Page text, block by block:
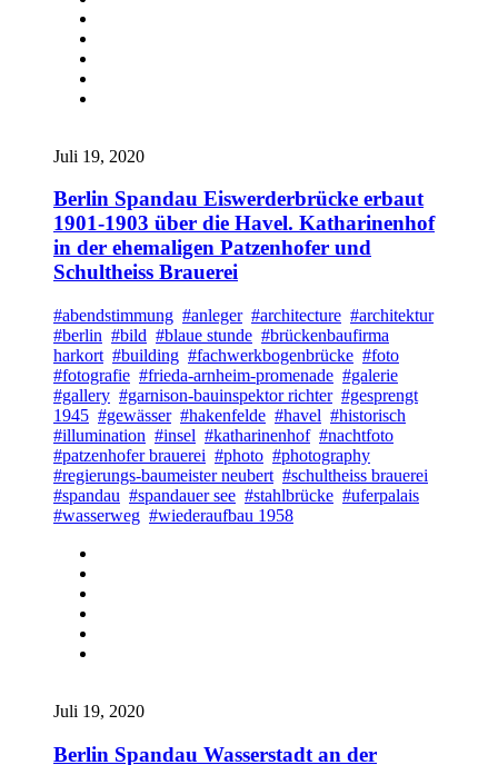
Juli 19, 2020
Berlin Spandau Eiswerderbrücke erbaut
1901-1903 über die Havel. Katharinenhof
in der ehemaligen Patzenhofer und
Schultheiss Brauerei
#abendstimmung #anleger #architecture #architektur
#berlin #bild #blaue stunde #brückenbaufirma
harkort #building #fachwerkbogenbrücke #foto
#fotografie #frieda-arnheim-promenade #galerie
#gallery #garnison-bauinspektor richter #gesprengt
1945 #gewässer #hakenfelde #havel #historisch
#illumination #insel #katharinenhof #nachtfoto
#patzenhofer brauerei #photo #photography
#regierungs-baumeister neubert #schultheiss brauerei
#spandau #spandauer see #stahlbrücke #uferpalais
#wasserweg #wiederaufbau 1958
Juli 19, 2020
Berlin Spandau Wasserstadt an der